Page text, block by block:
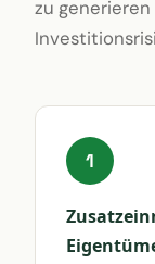
zu
1